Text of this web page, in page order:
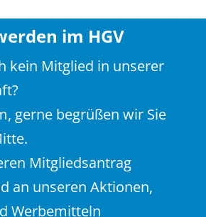
im HGV
kein Mitglied in unserer
gerne begrüßen wir Sie
Mitgliedsantrag
an unseren Aktionen,
Werbemitteln